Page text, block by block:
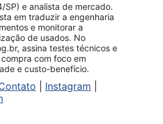
SP) e analista de mercado.
em traduzir a engenharia
e monitorar a
de usados. No
assina testes técnicos e
com foco em
e custo-benefício.
Instagram